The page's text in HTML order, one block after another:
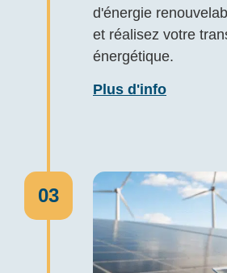
d'énergie
et réalisez votre
énergétique.
Plus d'info
03